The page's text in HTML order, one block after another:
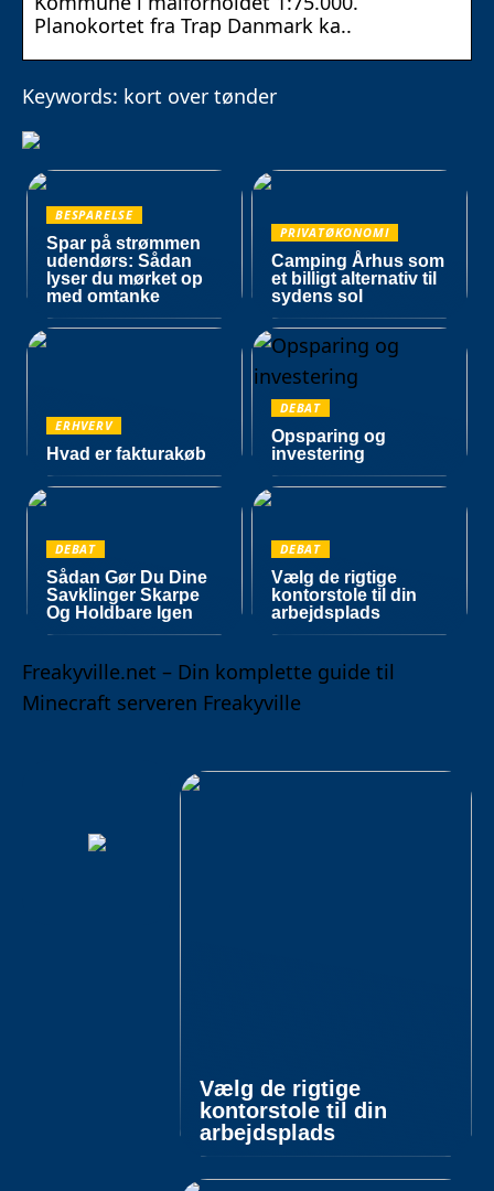
Planokortet fra Trap Danmark ka..
Keywords: kort over tønder
BESPARELSE
Spar på strømmen
udendørs: Sådan
lyser du mørket op
med omtanke
PRIVATØKONOMI
Camping Århus som
et billigt alternativ til
sydens sol
ERHVERV
Hvad er fakturakøb
DEBAT
Opsparing og
investering
DEBAT
Sådan Gør Du Dine
Savklinger Skarpe
Og Holdbare Igen
DEBAT
Vælg de rigtige
kontorstole til din
arbejdsplads
Freakyville.net – Din komplette guide til
Minecraft serveren Freakyville
Vælg de rigtige
kontorstole til din
arbejdsplads